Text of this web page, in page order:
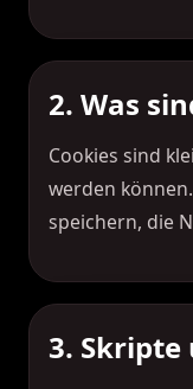
2. Was
Cookies sind
werden
speichern, die
3. Skripte